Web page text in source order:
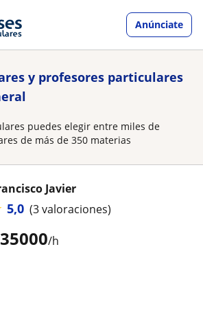
Anúnciate
y profesores particulares
puedes elegir entre miles de
de más de 350 materias
35000/h
Javier
5,0 (3 valoraciones)